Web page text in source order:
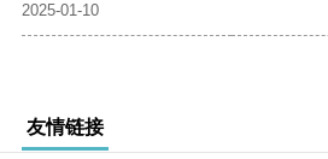
2025-01-10
友情链接